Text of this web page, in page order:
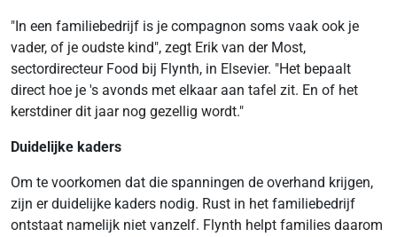
"In een familiebedrijf is je compagnon soms vaak ook je
vader, of je oudste kind", zegt Erik van der Most,
sectordirecteur Food bij Flynth, in Elsevier. "Het bepaalt
direct hoe je 's avonds met elkaar aan tafel zit. En of het
kerstdiner dit jaar nog gezellig wordt."
Duidelijke kaders
Om te voorkomen dat die spanningen de overhand krijgen,
zijn er duidelijke kaders nodig. Rust in het familiebedrijf
ontstaat namelijk niet vanzelf. Flynth helpt families daarom